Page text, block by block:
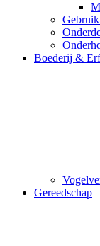
Boederij & Erf
Gereedschap